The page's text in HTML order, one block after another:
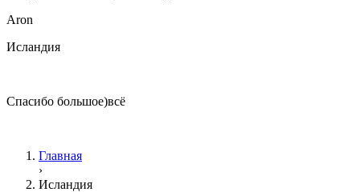
Aron
Исландия
Спасибо большое)всё
Главная
›
Исландия